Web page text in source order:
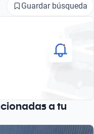
Guardar búsqueda
a tu